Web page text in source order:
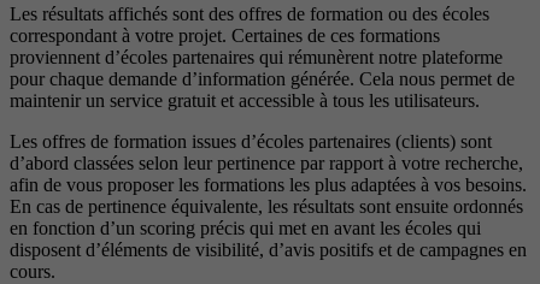
Les résultats affichés sont des offres de formation ou des écoles
correspondant à votre projet. Certaines de ces formations
proviennent d’écoles partenaires qui rémunèrent notre plateforme
pour chaque demande d’information générée. Cela nous permet de
maintenir un service gratuit et accessible à tous les utilisateurs.
Les offres de formation issues d’écoles partenaires (clients) sont
d’abord classées selon leur pertinence par rapport à votre recherche,
afin de vous proposer les formations les plus adaptées à vos besoins.
En cas de pertinence équivalente, les résultats sont ensuite ordonnés
en fonction d’un scoring précis qui met en avant les écoles qui
disposent d’éléments de visibilité, d’avis positifs et de campagnes en
cours.